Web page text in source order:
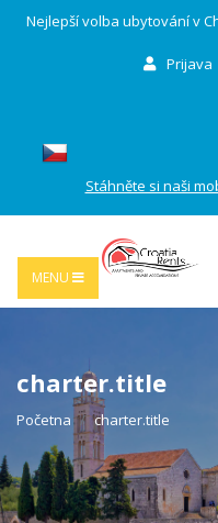
Nejlepší volba ubytování v
Prijava
Stáhněte si naši
MENU
charter.title
Početna charter.title